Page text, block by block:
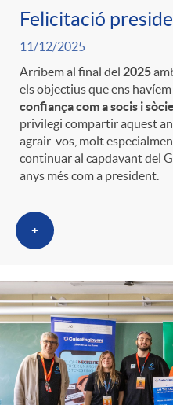
Felicitació
11/12/2025
Arribem al final del 2025
els objectius que ens
confiança com a socis i
privilegi compartir aquest
agrair-vos, molt
continuar al capdavant del
anys més com a president.
+